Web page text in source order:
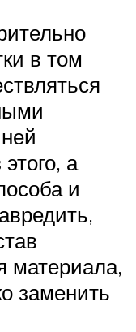
в том
а
и
материала,
заменить